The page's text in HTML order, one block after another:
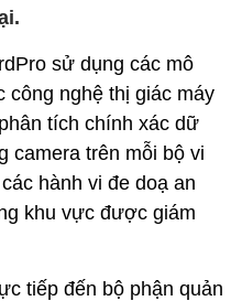
sử dụng các mô
công nghệ thị giác máy
tích chính xác dữ
camera trên mỗi bộ vi
hành vi đe doạ an
khu vực được giám
tiếp đến bộ phận quản